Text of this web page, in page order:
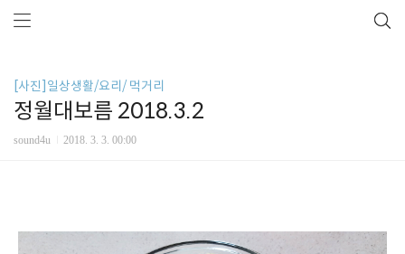
[사진]일상생활/요리/ 먹거리
정월대보름 2018.3.2
sound4u 2018. 3. 3. 00:00